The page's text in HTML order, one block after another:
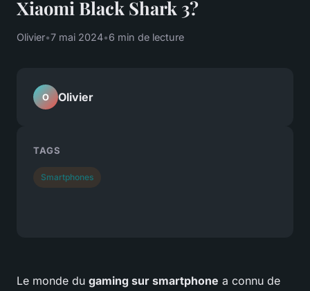
Xiaomi Black Shark 3?
Olivier•7 mai 2024•6 min de lecture
Le monde du gaming sur smartphone a connu de
O Olivier
TAGS
Smartphones